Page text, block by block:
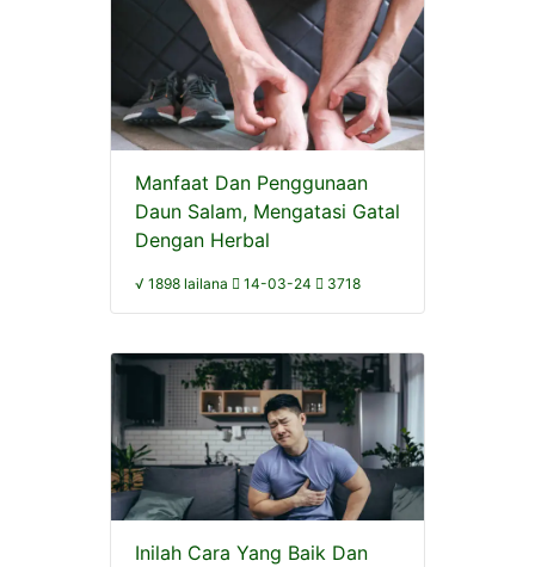
Manfaat Dan Penggunaan
Daun Salam, Mengatasi Gatal
Dengan Herbal
√ 1898 lailana 14-03-24 3718
Inilah Cara Yang Baik Dan